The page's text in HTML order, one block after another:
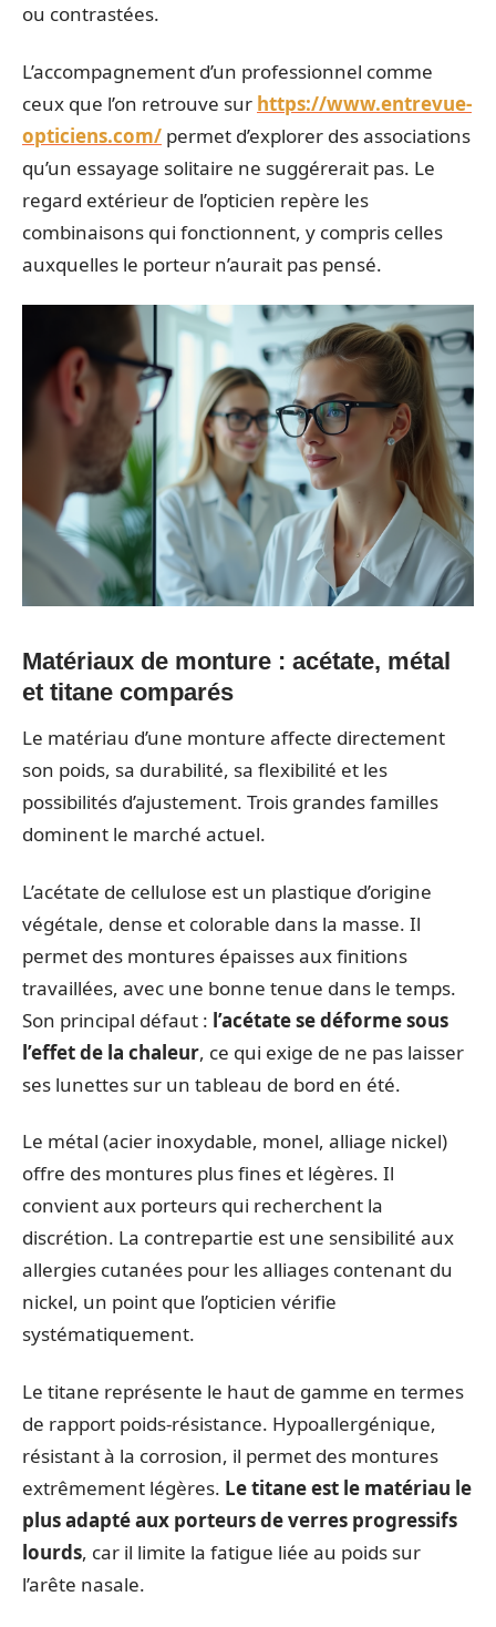
ou contrastées.
L’accompagnement d’un professionnel comme
ceux que l’on retrouve sur https://www.entrevue-
opticiens.com/ permet d’explorer des associations
qu’un essayage solitaire ne suggérerait pas. Le
regard extérieur de l’opticien repère les
combinaisons qui fonctionnent, y compris celles
auxquelles le porteur n’aurait pas pensé.
Matériaux de monture : acétate, métal
et titane comparés
Le matériau d’une monture affecte directement
son poids, sa durabilité, sa flexibilité et les
possibilités d’ajustement. Trois grandes familles
dominent le marché actuel.
L’acétate de cellulose est un plastique d’origine
végétale, dense et colorable dans la masse. Il
permet des montures épaisses aux finitions
travaillées, avec une bonne tenue dans le temps.
Son principal défaut : l’acétate se déforme sous
l’effet de la chaleur, ce qui exige de ne pas laisser
ses lunettes sur un tableau de bord en été.
Le métal (acier inoxydable, monel, alliage nickel)
offre des montures plus fines et légères. Il
convient aux porteurs qui recherchent la
discrétion. La contrepartie est une sensibilité aux
allergies cutanées pour les alliages contenant du
nickel, un point que l’opticien vérifie
systématiquement.
Le titane représente le haut de gamme en termes
de rapport poids-résistance. Hypoallergénique,
résistant à la corrosion, il permet des montures
extrêmement légères. Le titane est le matériau le
plus adapté aux porteurs de verres progressifs
lourds, car il limite la fatigue liée au poids sur
l’arête nasale.